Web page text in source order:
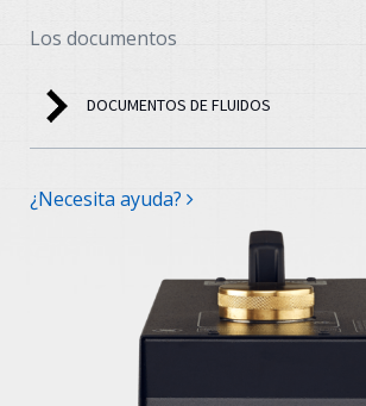
Los documentos
DOCUMENTOS DE FLUIDOS
¿Necesita ayuda?